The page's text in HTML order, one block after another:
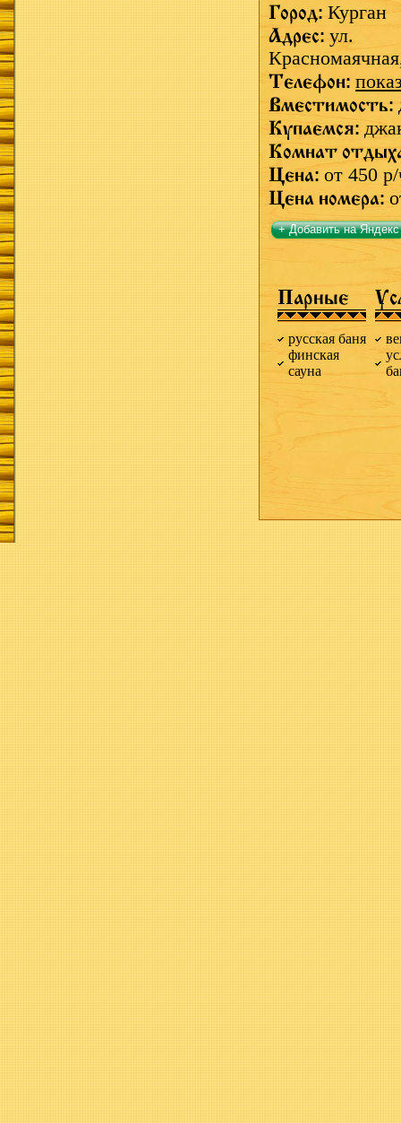
Город: Курган
Адрес: ул.
Телефон:
Вместимость:
Купаемся:
Комнат
Цена: от 450
Цена номера:
+ Добавить на Яндекс
Парные
русская баня
финская
сауна